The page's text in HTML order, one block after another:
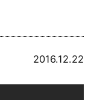
2016.12.22